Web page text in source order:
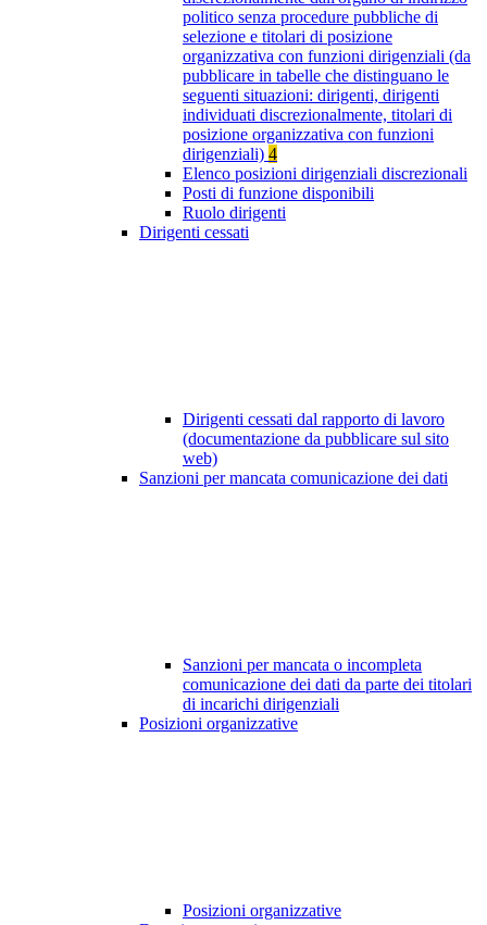
politico senza procedure pubbliche di
selezione e titolari di posizione
organizzativa con funzioni dirigenziali (da
pubblicare in tabelle che distinguano le
seguenti situazioni: dirigenti, dirigenti
individuati discrezionalmente, titolari di
posizione organizzativa con funzioni
dirigenziali) 4
Elenco posizioni dirigenziali discrezionali
Posti di funzione disponibili
Ruolo dirigenti
Dirigenti cessati
Dirigenti cessati dal rapporto di lavoro
(documentazione da pubblicare sul sito
web)
Sanzioni per mancata comunicazione dei dati
Sanzioni per mancata o incompleta
comunicazione dei dati da parte dei titolari
di incarichi dirigenziali
Posizioni organizzative
Posizioni organizzative